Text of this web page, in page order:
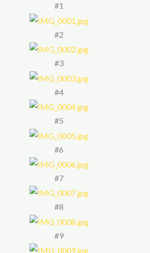
#1
#2
#3
#4
#5
#6
#7
#8
#9